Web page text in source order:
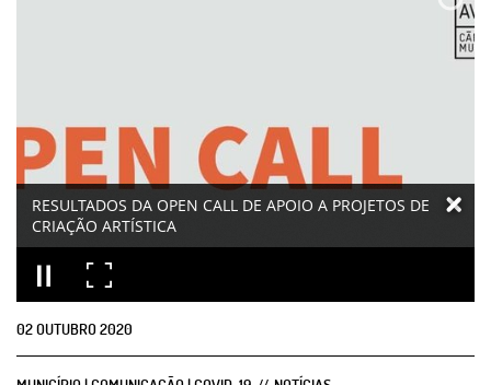
RESULTADOS DA OPEN CALL DE APOIO A PROJETOS DE
CRIAÇÃO ARTÍSTICA
02OUTUBRO2020